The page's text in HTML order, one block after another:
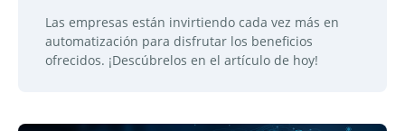
Las empresas están invirtiendo cada vez más en
automatización para disfrutar los beneficios
ofrecidos. ¡Descúbrelos en el artículo de hoy!